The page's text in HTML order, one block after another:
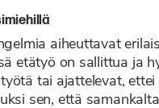
aiheuttavat
etätyö on sallittua ja
tai ajattelevat,
sen, että